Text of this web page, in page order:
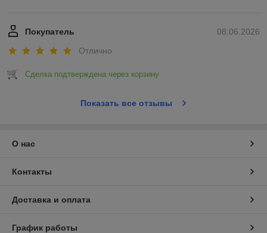
08.06.2026
Покупатель
Отлично
Сделка подтверждена через корзину
Показать все отзывы
О нас
Контакты
Доставка и оплата
График работы